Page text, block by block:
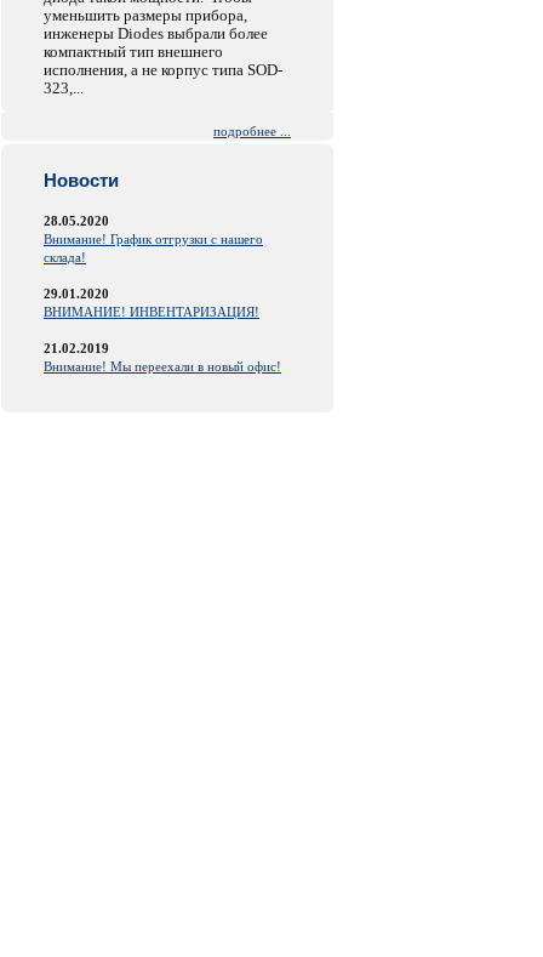
уменьшить размеры прибора,
инженеры Diodes выбрали более
компактный тип внешнего
исполнения, а не корпус типа SOD-
323,...
подробнее ...
Новости
28.05.2020
Внимание! График отгрузки с нашего
склада!
29.01.2020
ВНИМАНИЕ! ИНВЕНТАРИЗАЦИЯ!
21.02.2019
Внимание! Мы переехали в новый офис!